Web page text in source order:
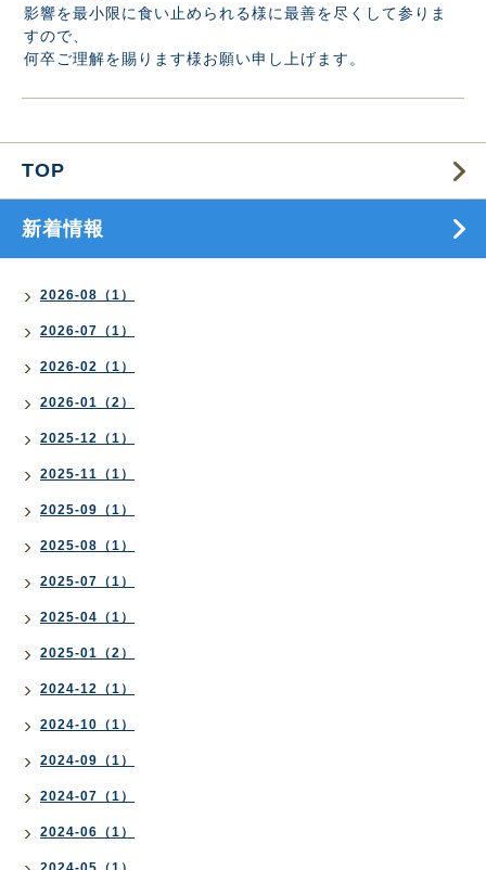
影響を最小限に食い止められる様に最善を尽くして参りま
すので、
何卒ご理解を賜ります様お願い申し上げます。
TOP
新着情報
2026-08（1）
2026-07（1）
2026-02（1）
2026-01（2）
2025-12（1）
2025-11（1）
2025-09（1）
2025-08（1）
2025-07（1）
2025-04（1）
2025-01（2）
2024-12（1）
2024-10（1）
2024-09（1）
2024-07（1）
2024-06（1）